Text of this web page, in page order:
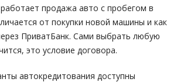
продажа авто с пробегом в
от покупки новой машины и как
ПриватБанк. Сами выбрать любую
это условие договора.
автокредитования доступны